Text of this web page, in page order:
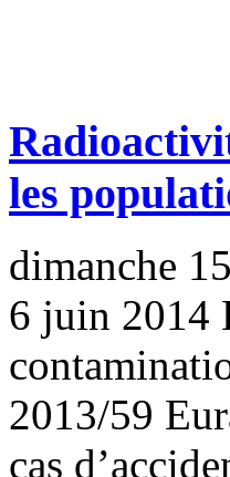
les
dimanche
6 juin 2014
2013/59
cas